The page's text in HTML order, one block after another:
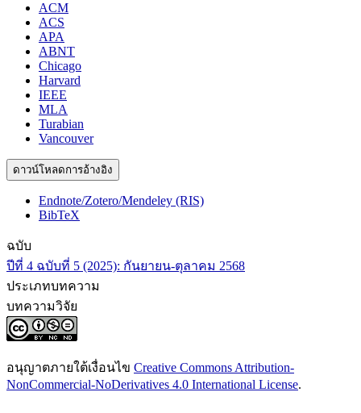
ACM
ACS
APA
ABNT
Chicago
Harvard
IEEE
MLA
Turabian
Vancouver
ดาวน์โหลดการอ้างอิง
Endnote/Zotero/Mendeley (RIS)
BibTeX
ฉบับ
ปีที่ 4 ฉบับที่ 5 (2025): กันยายน-ตุลาคม 2568
ประเภทบทความ
บทความวิจัย
อนุญาตภายใต้เงื่อนไข Creative Commons Attribution-
NonCommercial-NoDerivatives 4.0 International License.